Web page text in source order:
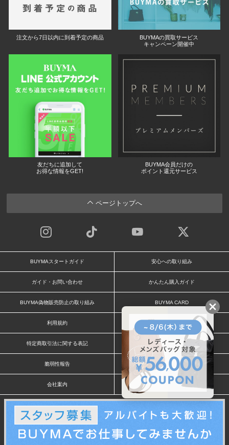
注文から7日以内に到着予定の商品
BUYMAの買取サービス
キャンペーン開催中
友だちに追加して
お得な情報をGET!
BUYMA会員だけの
ポイント還元サービス
ページトップへ
BUYMAスタートガイド 安心への取り組み
ガイド・お問い合わせ かんたん購入ガイド
BUYMA偽物販売防止の取り組み BUYMA CARD
利用規約 プライバシー
特定商取引法に関する表記 お客様情報の外部送信について
脆弱性報告 お知らせ(PCサイト)
会社案内 スタッフ募集